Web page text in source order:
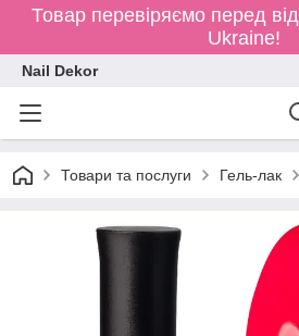
Товар перевіряємо перед
Ukraine!
Nail Dekor
Товари та послуги Гель-лак